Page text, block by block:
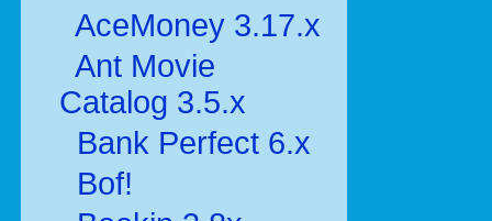
AceMoney 3.17.x
Ant Movie
Catalog 3.5.x
Bank Perfect 6.x
Bof!